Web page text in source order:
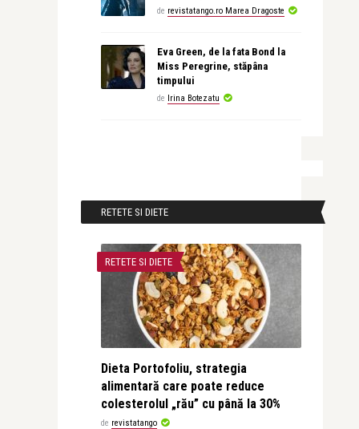
de revistatango.ro Marea Dragoste
Eva Green, de la fata Bond la
Miss Peregrine, stăpâna
timpului
de Irina Botezatu
RETETE SI DIETE
RETETE SI DIETE
Dieta Portofoliu, strategia
alimentară care poate reduce
colesterolul „rău” cu până la 30%
de revistatango